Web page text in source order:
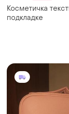
Косметичка
подкладке